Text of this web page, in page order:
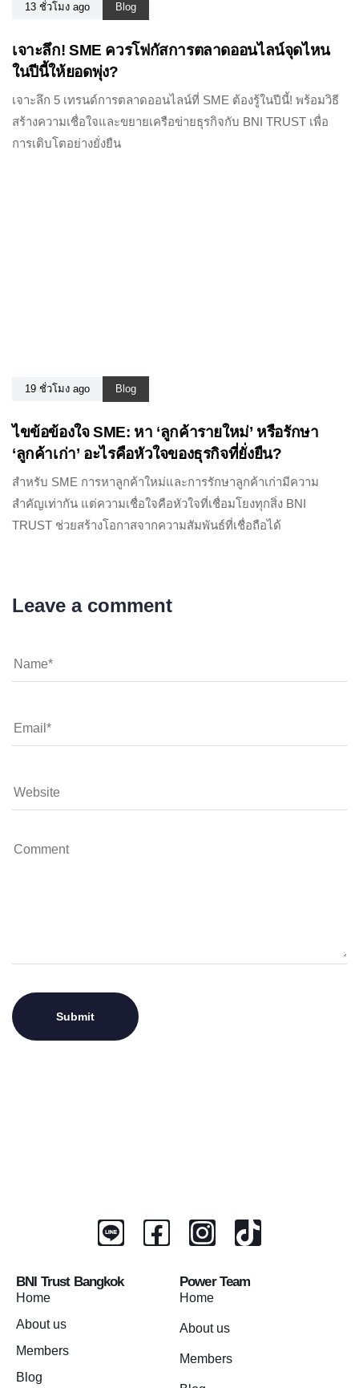
13 ชั่วโมง ago Blog
เจาะลึก! SME ควรโฟกัสการตลาดออนไลน์จุดไหน
ในปีนี้ให้ยอดพุ่ง?
เจาะลึก 5 เทรนด์การตลาดออนไลน์ที่ SME ต้องรู้ในปีนี้! พร้อมวิธี
สร้างความเชื่อใจและขยายเครือข่ายธุรกิจกับ BNI TRUST เพื่อ
การเติบโตอย่างยั่งยืน
19 ชั่วโมง ago Blog
ไขข้อข้องใจ SME: หา ‘ลูกค้ารายใหม่’ หรือรักษา
‘ลูกค้าเก่า’ อะไรคือหัวใจของธุรกิจที่ยั่งยืน?
สำหรับ SME การหาลูกค้าใหม่และการรักษาลูกค้าเก่ามีความ
สำคัญเท่ากัน แต่ความเชื่อใจคือหัวใจที่เชื่อมโยงทุกสิ่ง BNI
TRUST ช่วยสร้างโอกาสจากความสัมพันธ์ที่เชื่อถือได้
Leave a comment
BNI Trust Bangkok
Home
About us
Members
Blog
Power Team
Home
About us
Members